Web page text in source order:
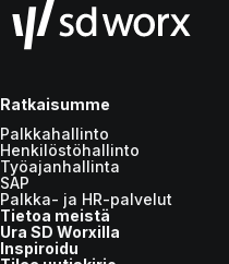
toimivista ratkaisuista.
Ratkaisumme
Palkkahallinto
Henkilöstöhallinto
Työajanhallinta
SAP
Palkka- ja HR-palvelut
Tietoa meistä
Ura SD Worxilla
Inspiroidu